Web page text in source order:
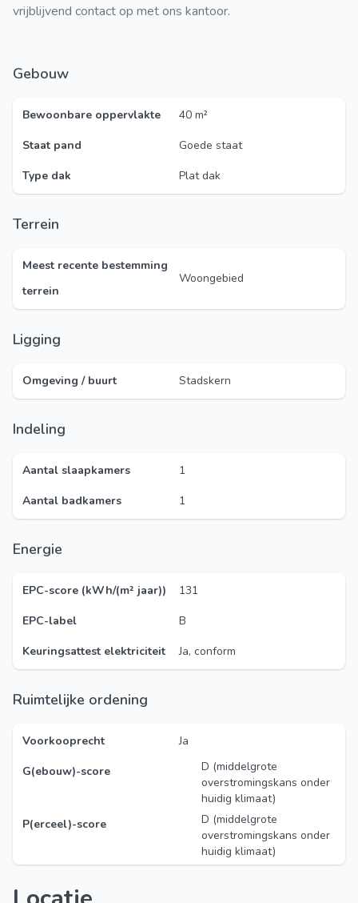
vrijblijvend contact op met ons kantoor.
Gebouw
Bewoonbare oppervlakte
40 m²
Staat pand
Goede staat
Type dak
Plat dak
Terrein
Meest recente bestemming
terrein
Woongebied
Ligging
Omgeving / buurt Stadskern
Indeling
Aantal slaapkamers
1
Aantal badkamers
1
Energie
EPC-score (kWh/(m² jaar))
131
EPC-label
B
Keuringsattest elektriciteit
Ja, conform
Ruimtelijke ordening
Voorkooprecht
Ja
G(ebouw)-score
D (middelgrote
overstromingskans onder
huidig klimaat)
P(erceel)-score
D (middelgrote
overstromingskans onder
huidig klimaat)